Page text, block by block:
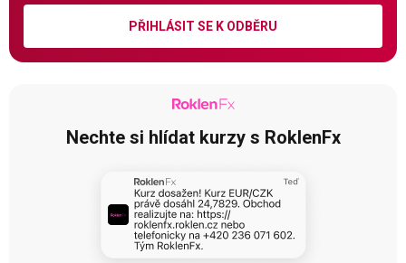
PŘIHLÁSIT SE K ODBĚRU
Nechte si hlídat kurzy s RoklenFx